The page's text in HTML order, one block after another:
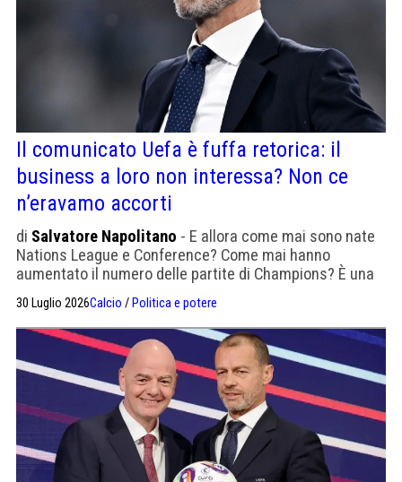
Il comunicato Uefa è fuffa retorica: il
business a loro non interessa? Non ce
n’eravamo accorti
di Salvatore Napolitano - E allora come mai sono nate
Nations League e Conference? Come mai hanno
aumentato il numero delle partite di Champions? È una
sono diverse
30 Luglio 2026Calcio / Politica e potere